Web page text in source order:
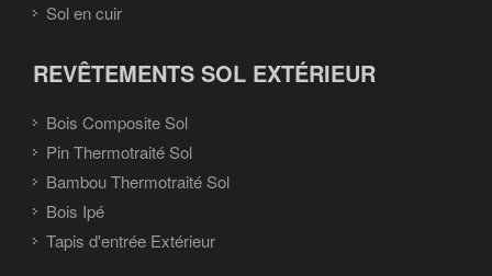
Sol en cuir
REVÊTEMENTS SOL EXTÉRIEUR
Bois Composite Sol
Pin Thermotraité Sol
Bambou Thermotraité Sol
Bois Ipé
Tapis d'entrée Extérieur